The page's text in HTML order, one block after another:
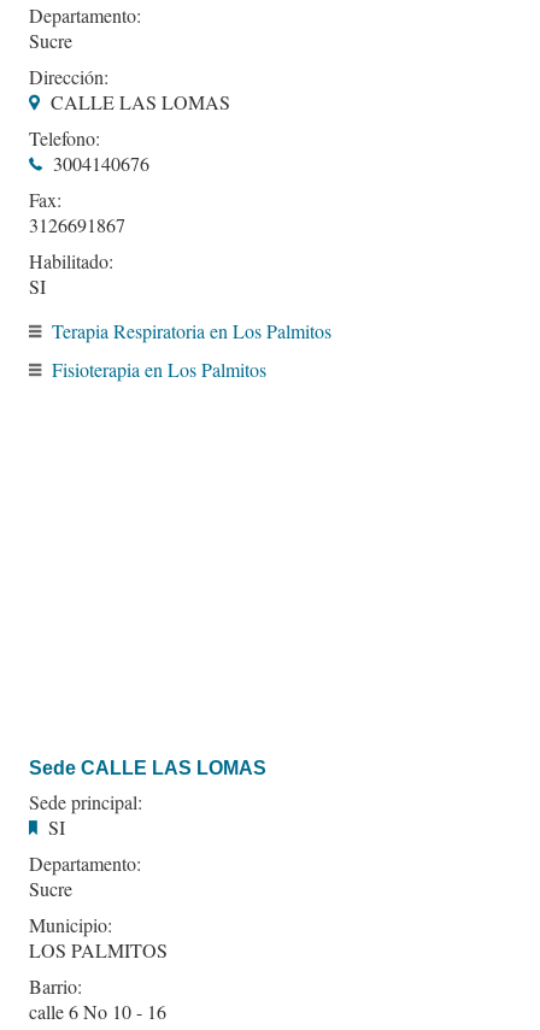
Departamento:
Sucre
Dirección:
CALLE LAS LOMAS
Telefono:
3004140676
Fax:
3126691867
Habilitado:
SI
Terapia Respiratoria en Los Palmitos
Fisioterapia en Los Palmitos
Sede CALLE LAS LOMAS
Sede principal:
SI
Departamento:
Sucre
Municipio:
LOS PALMITOS
Barrio:
calle 6 No 10 - 16